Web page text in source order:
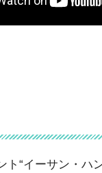
ト“イーサン・ハ